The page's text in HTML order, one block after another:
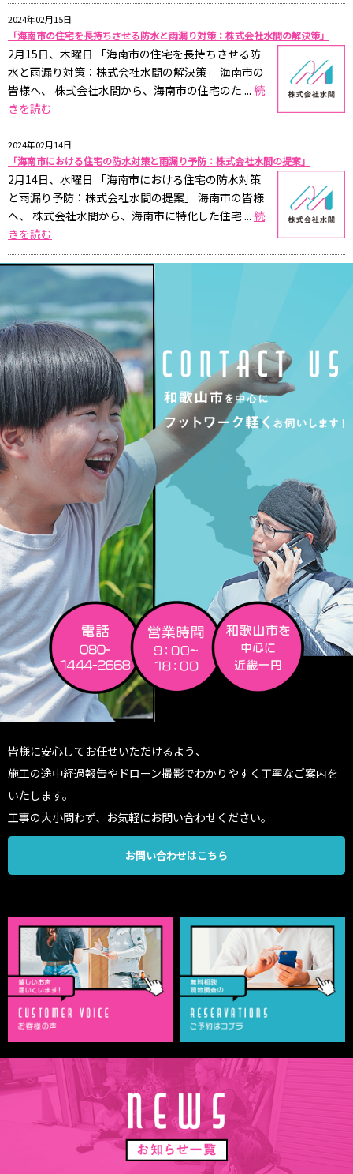
2024年02月15日
「海南市の住宅を長持ちさせる防水と雨漏り対策：株式会社水間の解決策」
2月15日、木曜日 「海南市の住宅を長持ちさせる防
水と雨漏り対策：株式会社水間の解決策」 海南市の
皆様へ、 株式会社水間から、海南市の住宅のた ... 続
きを読む
2024年02月14日
「海南市における住宅の防水対策と雨漏り予防：株式会社水間の提案」
2月14日、水曜日 「海南市における住宅の防水対策
と雨漏り予防：株式会社水間の提案」 海南市の皆様
へ、 株式会社水間から、海南市に特化した住宅 ... 続
きを読む
皆様に安心してお任せいただけるよう、
施工の途中経過報告やドローン撮影でわかりやすく丁寧なご案内を
いたします。
工事の大小問わず、お気軽にお問い合わせください。
お問い合わせはこちら